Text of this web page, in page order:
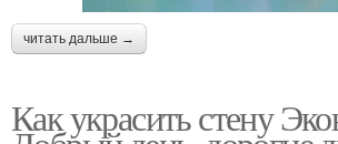
читать дальше →
Как украсить стену